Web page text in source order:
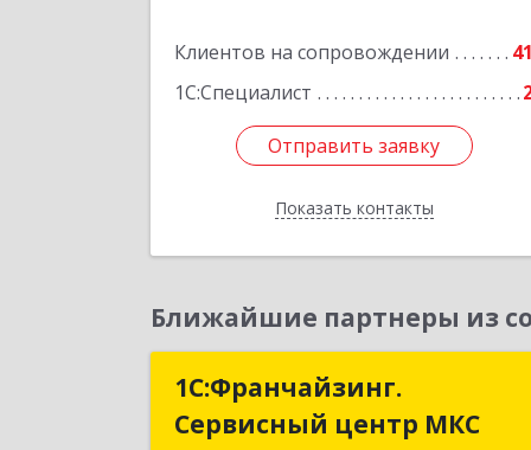
Клиентов на сопровождении
41
1С:Специалист
Отправить заявку
Показать контакты
Подробнее
Отправить заявку
Назад
Ближайшие партнеры из
1С:Франчайзинг.
Сервисный центр МКС
1С:Франчайзинг.
Сервисный центр МКС